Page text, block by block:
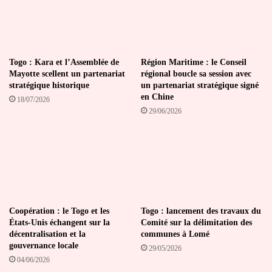
Togo : Kara et l’Assemblée de
Mayotte scellent un partenariat
stratégique historique
18/07/2026
Région Maritime : le Conseil
régional boucle sa session avec
un partenariat stratégique signé
en Chine
29/06/2026
Coopération : le Togo et les
États-Unis échangent sur la
décentralisation et la
gouvernance locale
04/06/2026
Togo : lancement des travaux du
Comité sur la délimitation des
communes à Lomé
29/05/2026